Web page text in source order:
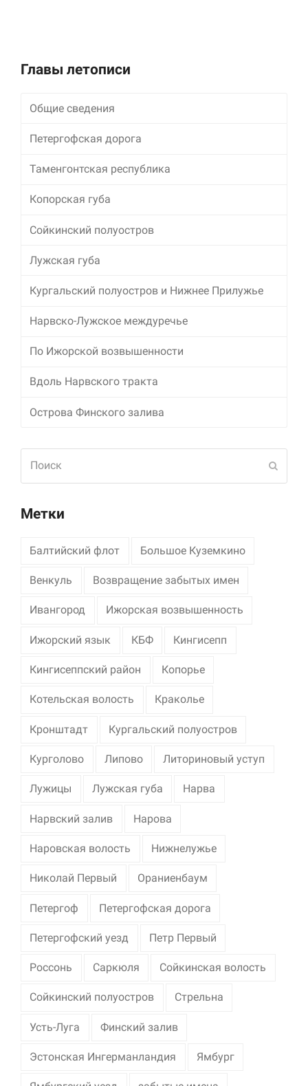
Главы летописи
Общие сведения
Петергофская дорога
Таменгонтская республика
Копорская губа
Сойкинский полуостров
Лужская губа
Кургальский полуостров и Нижнее Прилужье
Нарвско-Лужское междуречье
По Ижорской возвышенности
Вдоль Нарвского тракта
Острова Финского залива
Метки
Балтийский флот Большое Куземкино
Венкуль Возвращение забытых имен
Ивангород Ижорская возвышенность
Ижорский язык КБФ Кингисепп
Кингисеппский район Копорье
Котельская волость Краколье
Кронштадт Кургальский полуостров
Курголово Липово Литориновый уступ
Лужицы Лужская губа Нарва
Нарвский залив Нарова
Наровская волость Нижнелужье
Николай Первый Ораниенбаум
Петергоф Петергофская дорога
Петергофский уезд Петр Первый
Россонь Саркюля Сойкинская волость
Сойкинский полуостров Стрельна
Усть-Луга Финский залив
Эстонская Ингерманландия Ямбург
будете получать
контент и